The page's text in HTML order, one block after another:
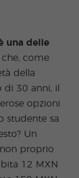
una delle
che, come
della
30 anni, il
opzioni
studente sa
Un
proprio
12 MXN